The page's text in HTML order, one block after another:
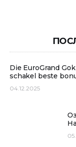
Die EuroGrand
schakel beste
04.12.2025